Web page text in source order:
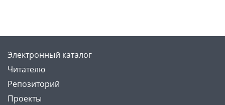
Электронный каталог
Читателю
Репозиторий
Проекты